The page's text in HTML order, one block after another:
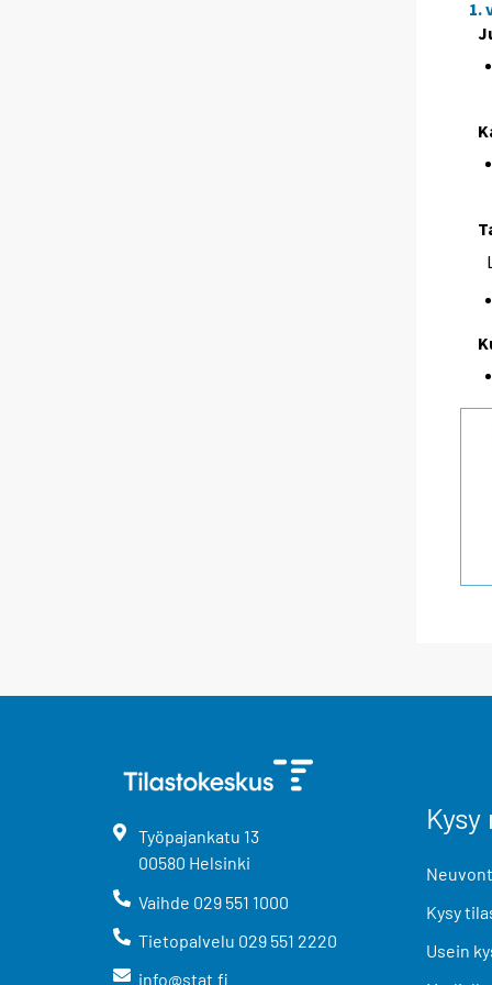
1.
Työpajankatu 13
00580 Helsinki
Vaihde 029 551 1000
Tietopalvelu 029 551 2220
info@stat.fi
Kysy
Usein